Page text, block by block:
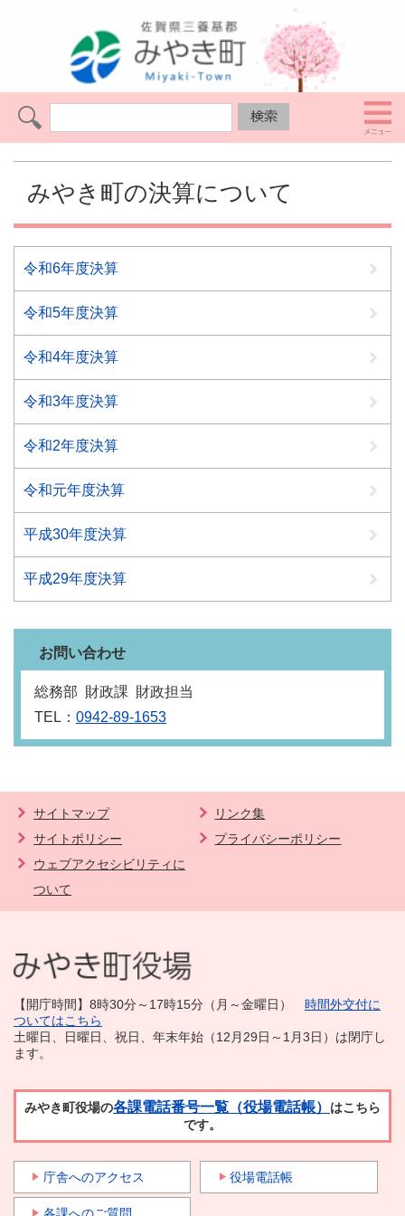
みやき町の決算について
令和6年度決算
令和5年度決算
令和4年度決算
令和3年度決算
令和2年度決算
令和元年度決算
平成30年度決算
平成29年度決算
お問い合わせ
総務部 財政課 財政担当
TEL： 0942-89-1653
サイトマップ
リンク集
サイトポリシー
プライバシーポリシー
ウェブアクセシビリティに
ついて
【開庁時間】8時30分～17時15分（月～金曜日） 時間外交付に
ついてはこちら
土曜日、日曜日、祝日、年末年始（12月29日～1月3日）は閉庁し
ます。
みやき町役場の各課電話番号一覧（役場電話帳） はこちら
です。
庁舎へのアクセス 役場電話帳
各課へのご質問